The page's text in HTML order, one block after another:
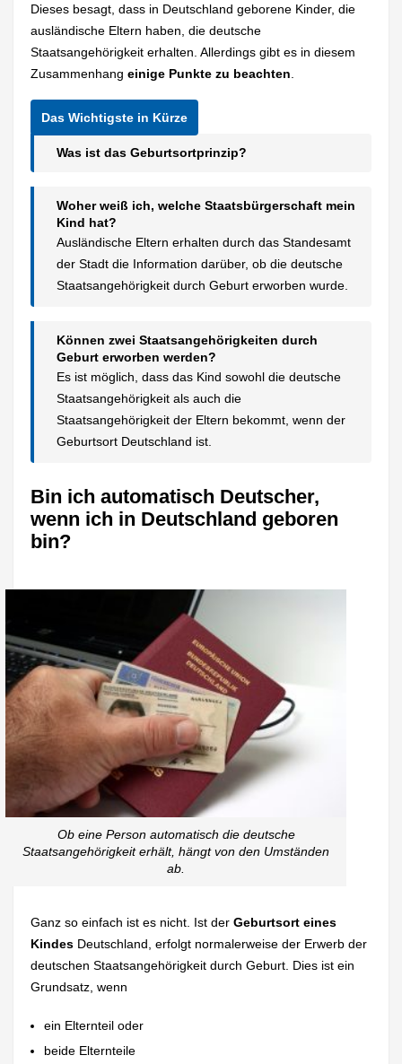
Dieses besagt, dass in Deutschland geborene Kinder, die
ausländische Eltern haben, die deutsche
Staatsangehörigkeit erhalten. Allerdings gibt es in diesem
Zusammenhangeinige Punkte zu beachten
Was ist das Geburtsortprinzip?
Woher weiß ich, welche Staatsbürgerschaft mein
Kind hat?
Ausländische Eltern erhalten durch das Standesamt
der Stadt die Information darüber, ob die deutsche
Staatsangehörigkeit durch Geburt erworben wurde.
Können zwei Staatsangehörigkeiten durch
Geburt erworben werden?
Es ist möglich, dass das Kind sowohl die deutsche
Staatsangehörigkeit als auch die
Staatsangehörigkeit der Eltern bekommt, wenn der
Geburtsort Deutschland ist.
Bin ich automatisch Deutscher,
wenn ich in Deutschland geboren
bin?
Ob eine Person automatisch die deutsche
Staatsangehörigkeit erhält, hängt von den Umständen
ab.
Ganz so einfach ist es nicht. Ist derGeburtsort eines
Kindes Deutschland, erfolgt normalerweise der Erwerb der
deutschen Staatsangehörigkeit durch Geburt. Dies ist ein
Grundsatz, wenn
ein Elternteil oder
beide Elternteile